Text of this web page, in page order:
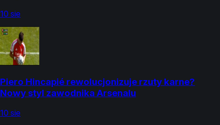
10 sie
Piero Hincapié rewolucjonizuje rzuty karne?
Nowy styl zawodnika Arsenalu
10 sie